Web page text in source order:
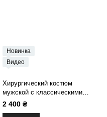
Новинка
Видео
Хирургический костюм
мужской с классическими
брюками мокрый асфальт 14-
2 400 ₴